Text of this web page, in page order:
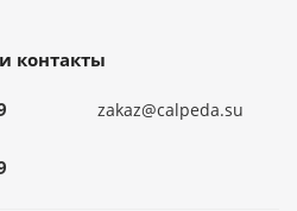
контакты
zakaz@calpeda.su